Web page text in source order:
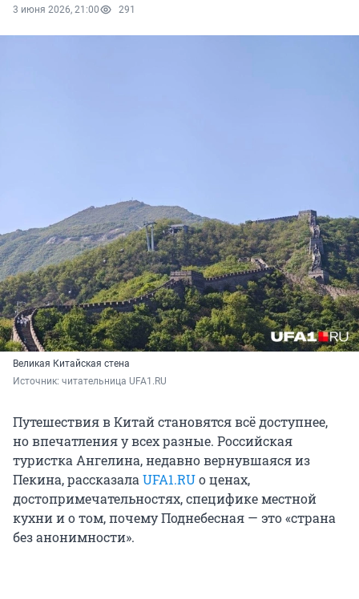
3 июня 2026, 21:00 291
Великая Китайская стена
Источник: читательница UFA1.RU
Путешествия в Китай становятся всё доступнее,
но впечатления у всех разные. Российская
туристка Ангелина, недавно вернувшаяся из
Пекина, рассказалаUFA1.RUо ценах,
достопримечательностях, специфике местной
кухни и о том, почему Поднебесная — это «страна
без анонимности».